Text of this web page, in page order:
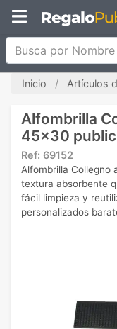
Busca por Nombre
Inicio Artículos
Alfombrilla
45x30
Ref: 69152
Alfombrilla Collegno
textura absorbente
fácil limpieza y
personalizados